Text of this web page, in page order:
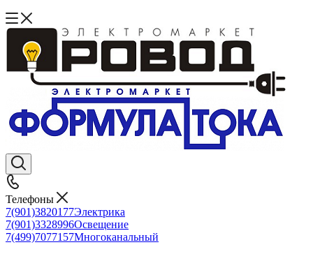
Телефоны
7(901)3820177Электрика
7(901)3328996Освещение
7(499)7077157Многоканальный